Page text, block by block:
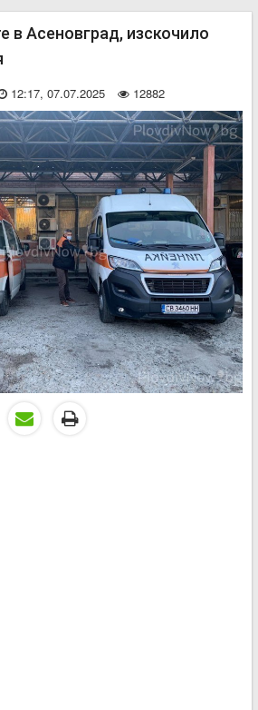
в Асеновград, изскочило
12:17, 07.07.2025 12882